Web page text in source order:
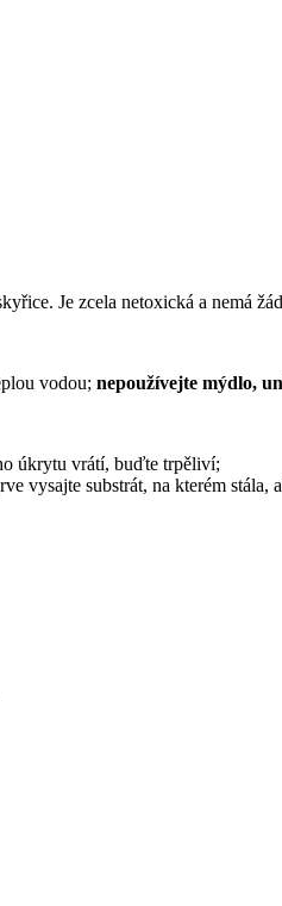
Je zcela netoxická a
vodou; nepoužívejte mýdlo,
úkrytu vrátí, buďte trpěliví;
vysajte substrát, na kterém